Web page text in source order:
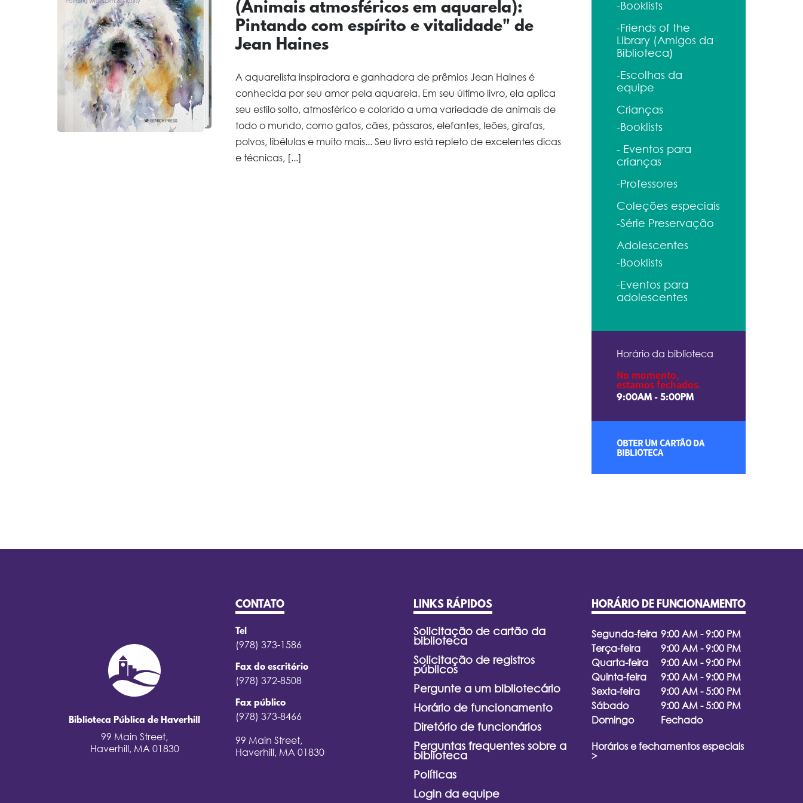
(Animais atmosféricos em aquarela):
Pintando com espírito e vitalidade" de
Jean Haines
A aquarelista inspiradora e ganhadora de prêmios Jean Haines é
conhecida por seu amor pela aquarela. Em seu último livro, ela aplica
seu estilo solto, atmosférico e colorido a uma variedade de animais de
todo o mundo, como gatos, cães, pássaros, elefantes, leões, girafas,
polvos, libélulas e muito mais... Seu livro está repleto de excelentes dicas
e técnicas, [...]
-Booklists
-Friends of the
Library (Amigos da
Biblioteca)
-Escolhas da
equipe
Crianças
-Booklists
- Eventos para
crianças
-Professores
Coleções especiais
-Série Preservação
Adolescentes
-Booklists
-Eventos para
adolescentes
Horário da biblioteca
No momento,
estamos fechados.
9:00AM - 5:00PM
OBTER UM CARTÃO DA
BIBLIOTECA
Biblioteca Pública de Haverhill
99 Main Street,
Haverhill, MA 01830
CONTATO
Tel
(978) 373-1586
Fax do escritório
(978) 372-8508
Fax público
(978) 373-8466
99 Main Street,
Haverhill, MA 01830
LINKS RÁPIDOS
Solicitação de cartão da
biblioteca
Solicitação de registros
públicos
Pergunte a um bibliotecário
Horário de funcionamento
Diretório de funcionários
Perguntas frequentes sobre a
biblioteca
Políticas
Login da equipe
HORÁRIO DE FUNCIONAMENTO
Segunda-feira 9:00 AM - 9:00 PM
Terça-feira
9:00 AM - 9:00 PM
Quarta-feira
9:00 AM - 9:00 PM
Quinta-feira
9:00 AM - 9:00 PM
Sexta-feira
9:00 AM - 5:00 PM
Sábado
9:00 AM - 5:00 PM
Domingo
Fechado
Horários e fechamentos especiais
>